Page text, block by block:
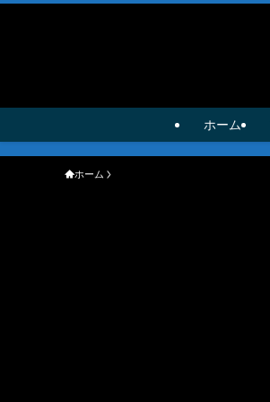
ホーム
ホーム